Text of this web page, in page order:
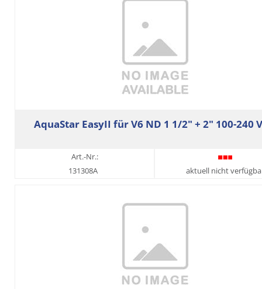
AquaStar EasyII für V6 ND 1 1/2" + 2" 100-240
Art.-Nr.:
131308A
aktuell nicht